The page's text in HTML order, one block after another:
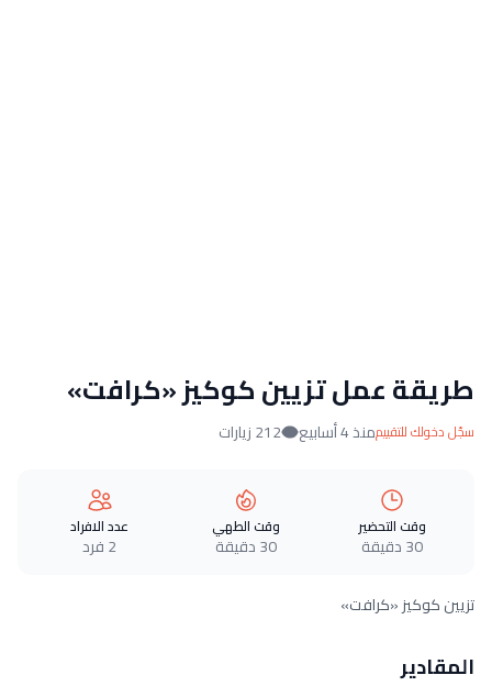
طريقة عمل تزيين كوكيز «كرافت»
سجّل دخولك للتقييممنذ 4 أسابيع 212 زيارات
وقت التحضير
30 دقيقة
وقت الطهي
30 دقيقة
عدد الافراد
2 فرد
تزيين كوكيز «كرافت»
المقادير